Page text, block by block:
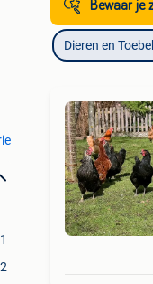
2
Bewaar je
Dieren en